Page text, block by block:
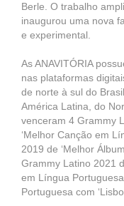
Berle. O trabalho
inaugurou uma nova
e experimental.
As ANAVITÓRIA
nas plataformas
de norte à sul do
América Latina, do
venceram 4 Grammy
‘Melhor Canção em
2019 de ‘Melhor
Grammy Latino 2021
em Língua
Portuguesa com